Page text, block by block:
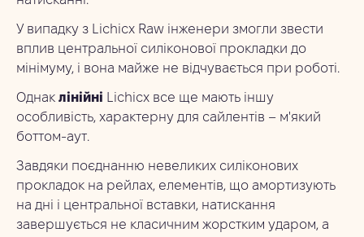
У випадку з Lichicx Raw інженери змогли звести
вплив центральної силіконової прокладки до
мінімуму, і вона майже не відчувається при роботі.
Однак лінійні Lichicx все ще мають іншу
особливість, характерну для сайлентів – м'який
боттом-аут.
Завдяки поєднанню невеликих силіконових
прокладок на рейлах, елементів, що амортизують
на дні і центральної вставки, натискання
завершується не класичним жорстким ударом, а